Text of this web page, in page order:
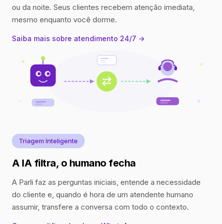
ou da noite. Seus clientes recebem atenção imediata,
mesmo enquanto você dorme.
Saiba mais sobre atendimento 24/7 →
Triagem Inteligente
A IA filtra, o humano fecha
A Parli faz as perguntas iniciais, entende a necessidade
do cliente e, quando é hora de um atendente humano
assumir, transfere a conversa com todo o contexto.